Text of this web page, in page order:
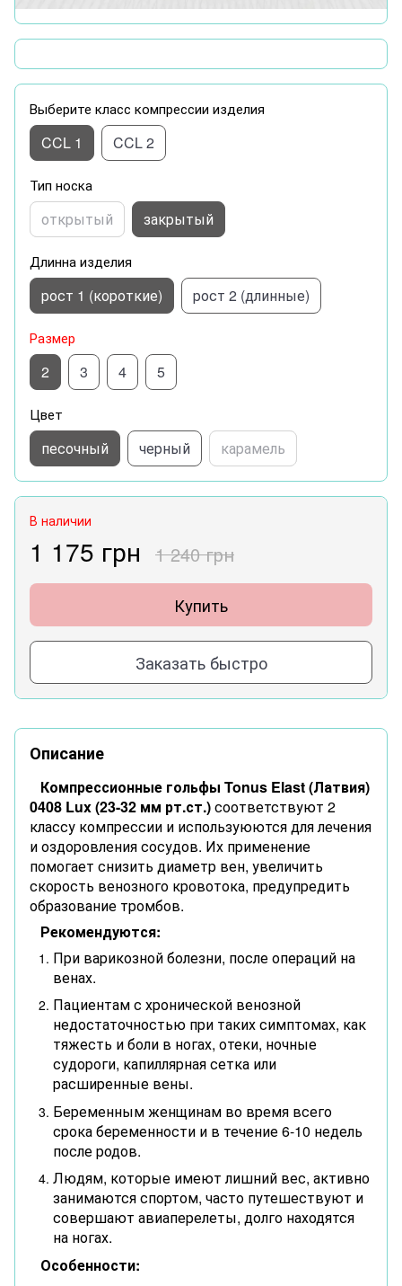
Выберите класс компрессии изделия
CCL 1 CCL 2
Тип носка
открытый закрытый
Длинна изделия
рост 1 (короткие) рост 2 (длинные)
Размер
2 3 4 5
Цвет
песочный черный карамель
В наличии
1 175 грн 1 240 грн
Купить
Заказать быстро
Описание
Компрессионные гольфы Tonus Elast (Латвия)
0408 Lux (23-32 мм рт.ст.)соответствуют 2
классу компрессии и используюются для лечения
и оздоровления сосудов. Их применение
помогает снизить диаметр вен, увеличить
скорость венозного кровотока, предупредить
образование тромбов.
Рекомендуются:
При варикозной болезни, после операций на
венах.
Пациентам с хронической венозной
недостаточностью при таких симптомах, как
тяжесть и боли в ногах, отеки, ночные
судороги, капиллярная сетка или
расширенные вены.
Беременным женщинам во время всего
срока беременности и в течение 6-10 недель
после родов.
Людям, которые имеют лишний вес, активно
занимаются спортом, часто путешествуют и
совершают авиаперелеты, долго находятся
на ногах.
Особенности: